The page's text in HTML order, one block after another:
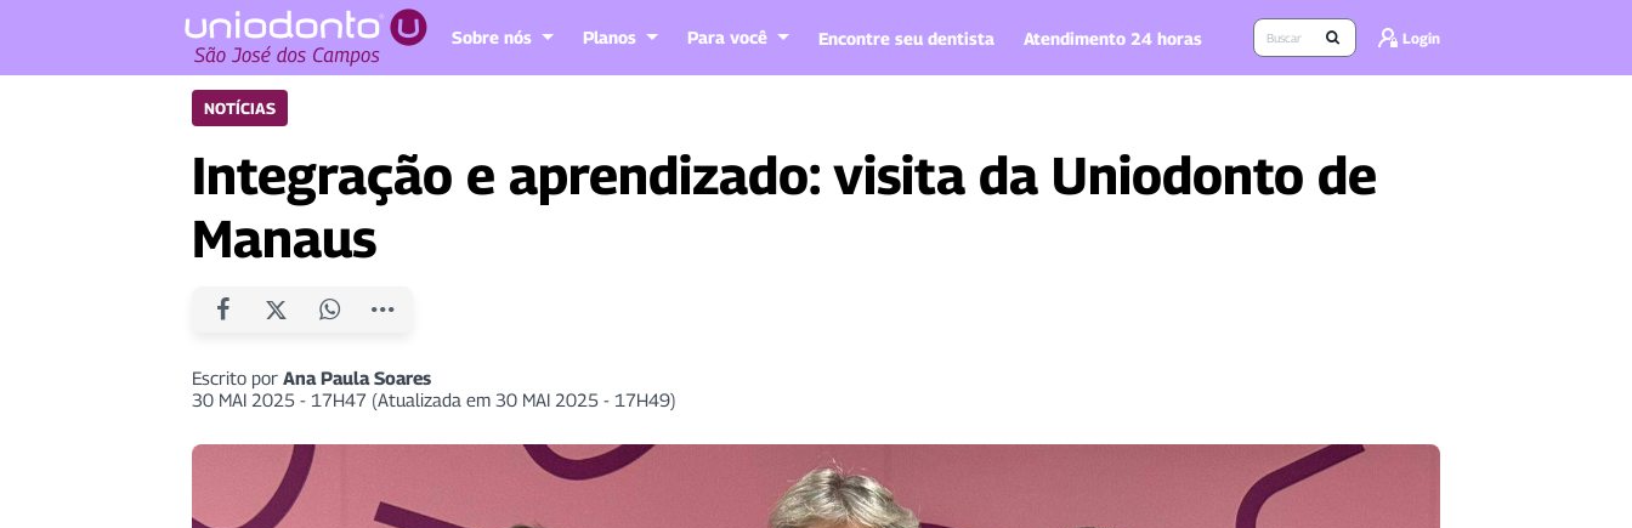
Sobre nós Planos Para você Encontre seu dentista Atendimento 24 horas Login
NOTÍCIAS
Integração e aprendizado: visita da Uniodonto de
Manaus
Escrito por Ana Paula Soares
30 MAI 2025 - 17H47 (Atualizada em 30 MAI 2025 - 17H49)